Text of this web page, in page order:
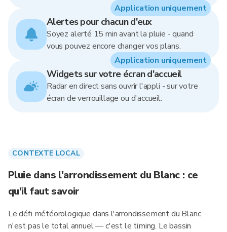
Alertes pour chacun d'eux
Soyez alerté 15 min avant la pluie - quand
vous pouvez encore changer vos plans.
Application uniquement
Widgets sur votre écran d'accueil
Radar en direct sans ouvrir l'appli - sur votre
écran de verrouillage ou d'accueil.
Application uniquement
CONTEXTE LOCAL
Pluie dans l'arrondissement du Blanc : ce
qu'il faut savoir
Le défi météorologique dans l'arrondissement du Blanc
n'est pas le total annuel — c'est le timing. Le bassin